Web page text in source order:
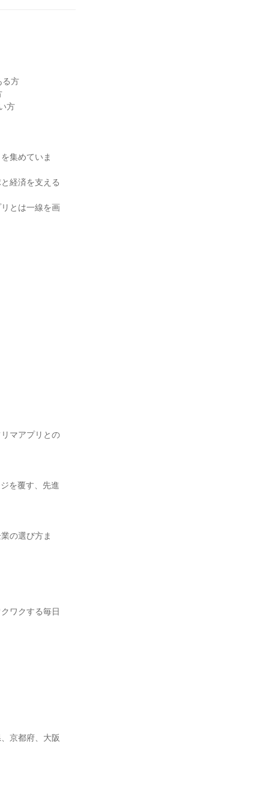
る方
方
集めていま
経済を支える
とは一線を画
マアプリとの
を覆す、先進
の選び方ま
ワクする毎日
京都府、大阪